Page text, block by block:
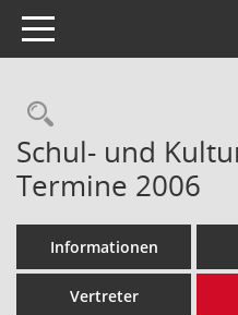
Toggle navigation
Schul- und
Termine 2006
Informationen
Vertreter